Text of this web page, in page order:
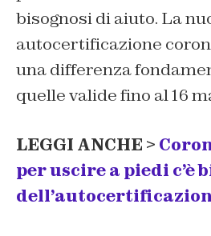
bisognosi di aiuto. La
autocertificazione
una differenza
quelle valide fino al 16
LEGGI ANCHE >
per uscire a piedi c’è